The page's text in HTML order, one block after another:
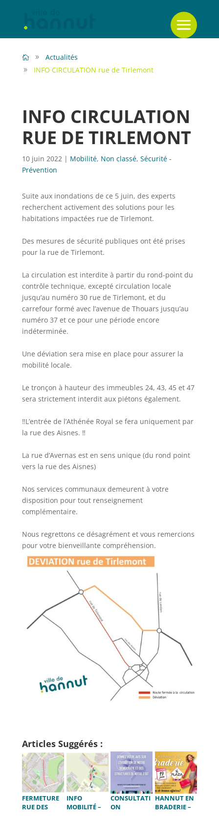
Actualités
INFO CIRCULATION rue de Tirlemont
INFO CIRCULATION
RUE DE TIRLEMONT
10 juin 2022 | Mobilité, Non classé, Sécurité -
Prévention
Suite aux inondations de ce 5 juin, des experts
recherchent activement des solutions pour les
habitations impactées rue de Tirlemont.
Des mesures de sécurité publiques ont été prises
pour la rue de Tirlemont.
La circulation est interdite à partir du rond-point du
contrôle technique, excepté circulation locale
jusqu’au numéro 30 rue de Tirlemont, et du
carrefour formé avec l’avenue de Thouars jusqu’au
numéro 37 et ce pour une période encore
indéterminée.
Une déviation sera mise en place pour assurer la
mobilité locale.
Le tronçon à hauteur des immeubles 24, 43, 45 et 47
sera strictement interdit aux piétons également.
‼️L’entrée de l’Athénée Royal se fera uniquement par
la rue des Aisnes. ‼️
La rue d’Avernas est en sens unique (du rond point
vers la rue des Aisnes)
Nos services communaux demeurent à votre
disposition pour tout renseignement
complémentaire.
Nous regrettons ce désagrément et vous remercions
pour votre bienveillante compréhension.
Articles Suggérés :
FERMETURE
RUE DES
INFO
MOBILITÉ –
CONSULTATI
ON
HANNUT EN
BRADERIE –